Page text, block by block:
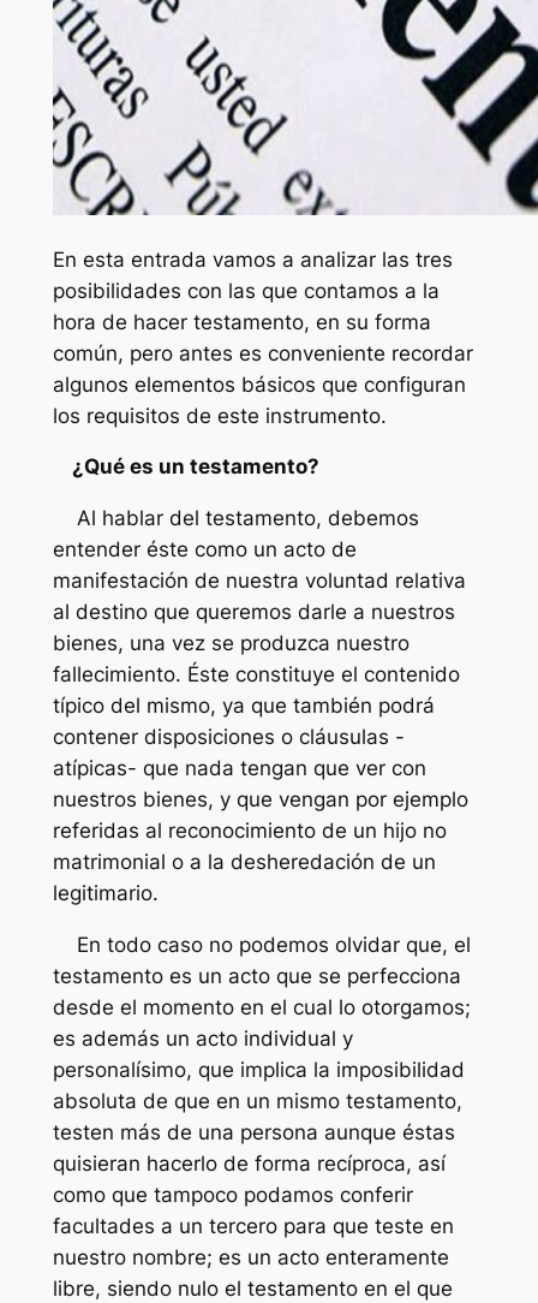
En esta entrada vamos a analizar las tres
posibilidades con las que contamos a la
hora de hacer testamento, en su forma
común, pero antes es conveniente recordar
algunos elementos básicos que configuran
los requisitos de este instrumento.
¿Qué es un testamento?
Al hablar del testamento, debemos
entender éste como un acto de
manifestación de nuestra voluntad relativa
al destino que queremos darle a nuestros
bienes, una vez se produzca nuestro
fallecimiento. Éste constituye el contenido
típico del mismo, ya que también podrá
contener disposiciones o cláusulas -
atípicas- que nada tengan que ver con
nuestros bienes, y que vengan por ejemplo
referidas al reconocimiento de un hijo no
matrimonial o a la desheredación de un
legitimario.
En todo caso no podemos olvidar que, el
testamento es un acto que se perfecciona
desde el momento en el cual lo otorgamos;
es además un acto individual y
personalísimo, que implica la imposibilidad
absoluta de que en un mismo testamento,
testen más de una persona aunque éstas
quisieran hacerlo de forma recíproca, así
como que tampoco podamos conferir
facultades a un tercero para que teste en
nuestro nombre; es un acto enteramente
libre, siendo nulo el testamento en el que